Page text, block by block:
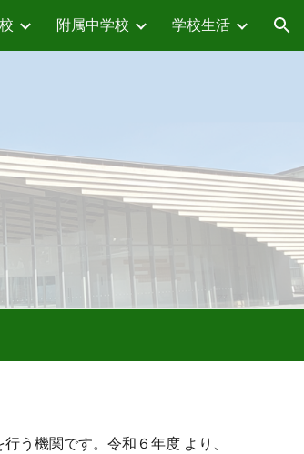
附属中学校 学校生活
う機関です。令和６年度 より、